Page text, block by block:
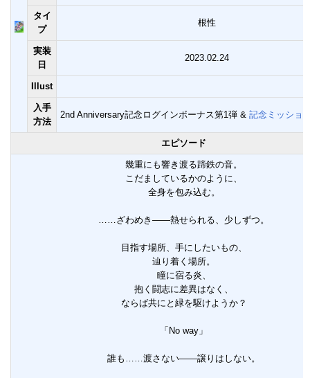
タイ
プ
根性
実装
日
2023.02.24
Illust
入手
方法
2nd Anniversary記念ログインボーナス第1弾 & 記念ミッショ
エピソード
幾重にも響き渡る蹄鉄の音。
こだましているかのように、
全身を包み込む。
……ざわめき――熱せられる、少しずつ。
目指す場所、手にしたいもの、
辿り着く場所。
瞳に宿る炎、
抱く闘志に差異はなく、
ならば共にと緑を駆けようか？
「No way」
誰も……渡さない――譲りはしない。